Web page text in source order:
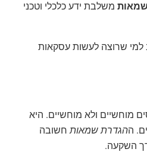
משלבת ידע כלכלי וטכני
שרוצה לעשות עסקאות
מוחשיים ולא מוחשיים. היא
ההגדרת שמאותחשובה
השקעה.